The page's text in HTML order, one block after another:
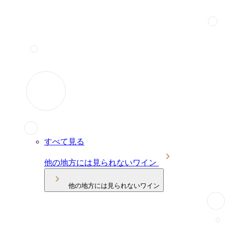
すべて見る
他の地方には見られないワイン
他の地方には見られないワイン